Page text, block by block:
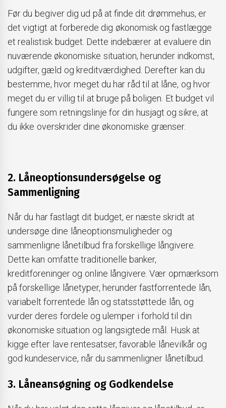
Før du begiver dig ud på at finde dit drømmehus, er
det vigtigt at forberede dig økonomisk og fastlægge
et realistisk budget. Dette indebærer at evaluere din
nuværende økonomiske situation, herunder indkomst,
udgifter, gæld og kreditværdighed. Derefter kan du
bestemme, hvor meget du har råd til at låne, og hvor
meget du er villig til at bruge på boligen. Et budget vil
fungere som retningslinje for din husjagt og sikre, at
du ikke overskrider dine økonomiske grænser.
2. Låneoptionsundersøgelse og
Sammenligning
Når du har fastlagt dit budget, er næste skridt at
undersøge dine låneoptionsmuligheder og
sammenligne lånetilbud fra forskellige långivere.
Dette kan omfatte traditionelle banker,
kreditforeninger og online långivere. Vær opmærksom
på forskellige lånetyper, herunder fastforrentede lån,
variabelt forrentede lån og statsstøttede lån, og
vurder deres fordele og ulemper i forhold til din
økonomiske situation og langsigtede mål. Husk at
kigge efter lave rentesatser, favorable lånevilkår og
god kundeservice, når du sammenligner lånetilbud.
3. Låneansøgning og Godkendelse